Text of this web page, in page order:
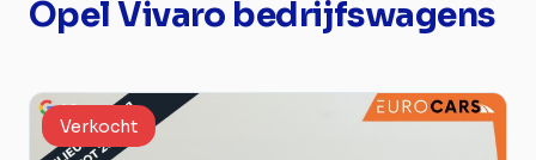
Opel Vivaro bedrijfswagens
Verkocht